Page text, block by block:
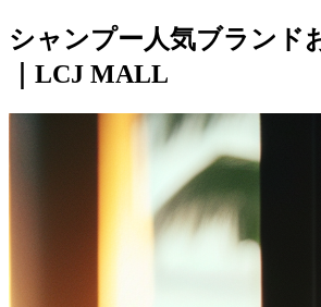
シャンプー人気ブランド
｜LCJ MALL